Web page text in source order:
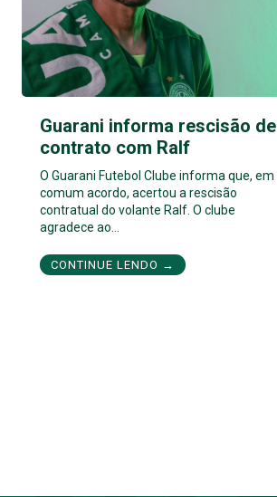
Guarani informa rescisão de
contrato com Ralf
O Guarani Futebol Clube informa que, em
comum acordo, acertou a rescisão
contratual do volante Ralf. O clube
agradece ao…
CONTINUE LENDO →